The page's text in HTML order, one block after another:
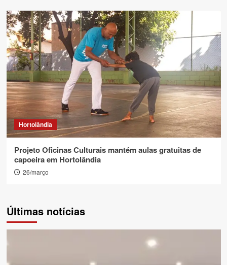
Hortolândia
Projeto Oficinas Culturais mantém aulas gratuitas de
capoeira em Hortolândia
26/março
Últimas notícias